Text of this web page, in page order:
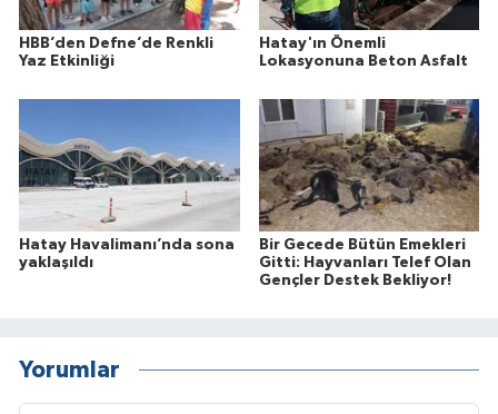
HBB’den Defne’de Renkli
Yaz Etkinliği
Hatay'ın Önemli
Lokasyonuna Beton Asfalt
Hatay Havalimanı’nda sona
yaklaşıldı
Bir Gecede Bütün Emekleri
Gitti: Hayvanları Telef Olan
Gençler Destek Bekliyor!
Yorumlar